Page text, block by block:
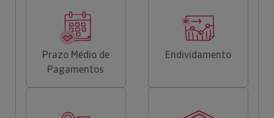
Prazo Médio de
Pagamentos
Endividamento